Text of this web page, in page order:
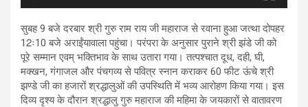
सुबह 9 बजे दरबार श्री गुरु राम राय जी महाराज से रवाना हुआ जत्था दोपहर
12ः10 बजे अराईंयावाला पहुंचा। परंपरा के अनुसार पुराने श्री झंडे जी को
पूरे सम्मान एवम् भक्तिभाव के साथ उतारा गया। तत्पश्चात दूध, दही, घी,
मक्खन, गंगाजल और पंचगव्य से पवित्र स्नान कराकर 60 फीट ऊंचे श्री
झण्डे जी का हजारों श्रद्धालुओं की उपस्थिति में भव्य आरोहण किया गया। इस
दिव्य दृश्य के दौरान श्रद्धालु गुरु महाराज की महिमा के जयकारों से वातावरण